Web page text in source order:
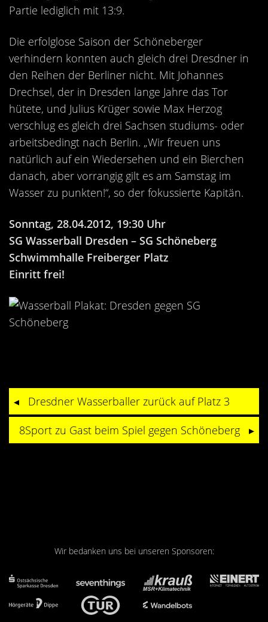
Partie lediglich mit 13:9.
Die erfolglose Saison der Schöneberger
verhindern konnten auch gleich drei Dresdner in
den Reihen der Berliner nicht. Mit Johannes
Drechsel, der in Dresden lange Jahre das Tor
hütete, und Julius Krüger sowie Max Herzog
verschlug es gleich drei Sachsen studiums- oder
arbeitsbedingt nach Berlin. „Wir freuen uns
natürlich auf ein Wiedersehen und ein Bierchen
danach, aber vorrangig gilt es am Samstag im
Wasser zu punkten!“, so der fokussierte Kapitän.
Sonntag, 28.04.2012, 19:30 Uhr
SG Wasserball Dresden – SG Schöneberg
Schwimmhalle Freiberger Platz
Einritt frei!
Dresdner Wasserballer zurück auf Platz 3
8Sport zu Gast beim Spiel gegen Schöneberg
Wir bedanken uns bei unseren Sponsoren: